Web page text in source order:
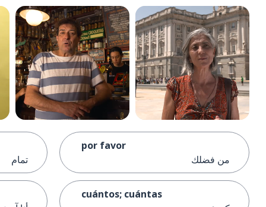
por favor
من فضلك
cuántos; cuántas
تمام